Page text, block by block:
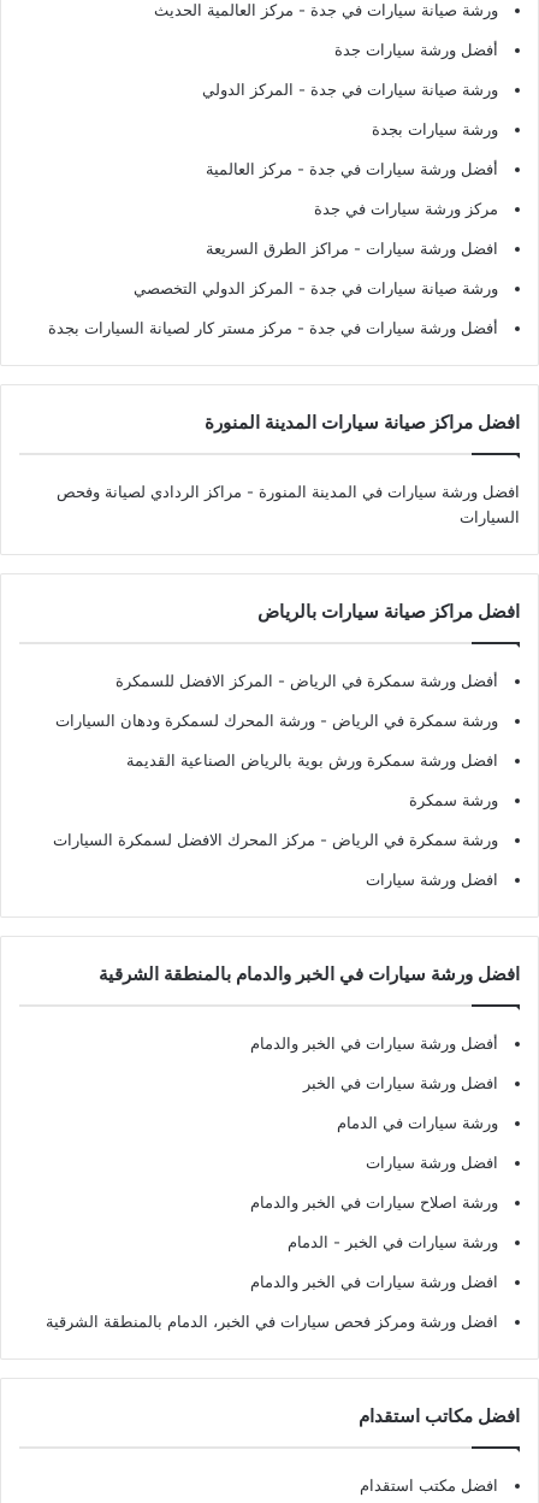
ورشة صيانة سيارات في جدة - مركز العالمية الحديث
أفضل ورشة سيارات جدة
ورشة صيانة سيارات في جدة - المركز الدولي
ورشة سيارات بجدة
أفضل ورشة سيارات في جدة - مركز العالمية
مركز ورشة سيارات في جدة
افضل ورشة سيارات - مراكز الطرق السريعة
ورشة صيانة سيارات في جدة - المركز الدولي التخصصي
أفضل ورشة سيارات في جدة - مركز مستر كار لصيانة السيارات بجدة
افضل مراكز صيانة سيارات المدينة المنورة
افضل ورشة سيارات في المدينة المنورة - مراكز الردادي لصيانة وفحص
السيارات
افضل مراكز صيانة سيارات بالرياض
أفضل ورشة سمكرة في الرياض - المركز الافضل للسمكرة
ورشة سمكرة في الرياض - ورشة المحرك لسمكرة ودهان السيارات
افضل ورشة سمكرة ورش بوية بالرياض الصناعية القديمة
ورشة سمكرة
ورشة سمكرة في الرياض - مركز المحرك الافضل لسمكرة السيارات
افضل ورشة سيارات
افضل ورشة سيارات في الخبر والدمام بالمنطقة الشرقية
أفضل ورشة سيارات في الخبر والدمام
افضل ورشة سيارات في الخبر
ورشة سيارات في الدمام
افضل ورشة سيارات
ورشة اصلاح سيارات في الخبر والدمام
ورشة سيارات في الخبر - الدمام
افضل ورشة سيارات في الخبر والدمام
افضل ورشة ومركز فحص سيارات في الخبر، الدمام بالمنطقة الشرقية
افضل مكاتب استقدام
افضل مكتب استقدام